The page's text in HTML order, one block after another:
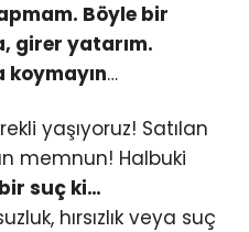
Böyle bir
girer yatarım.
koymayın…
yaşıyoruz! Satılan
memnun! Halbuki
suç ki…
hırsızlık veya suç